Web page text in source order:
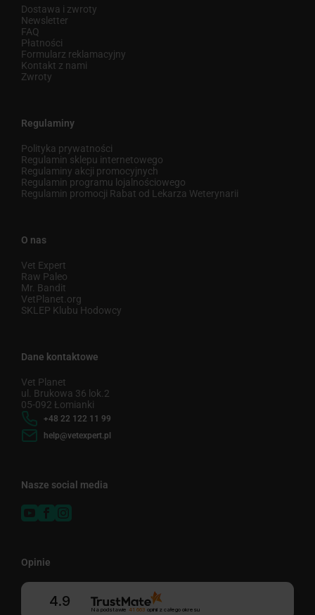
Dostawa i zwroty
Newsletter
FAQ
Płatności
Formularz reklamacyjny
Kontakt z nami
Zwroty
Regulaminy
Polityka prywatności
Regulamin sklepu internetowego
Regulaminy akcji promocyjnych
Regulamin programu lojalnościowego
Regulamin promocji Rabat od Lekarza Weterynarii
O nas
Vet Expert
Raw Paleo
Mr. Bandit
VetPlanet.org
SKLEP Klubu Hodowcy
Dane kontaktowe
Vet Planet
ul. Brukowa 36 lok.2
05-092 Łomianki
+48 22 122 11 99
help@vetexpert.pl
Nasze social media
Opinie
4.9
Na podstawie 41 663 opinii z całego okresu